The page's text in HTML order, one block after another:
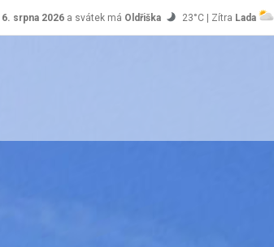
6. srpna 2026a svátek má Oldřiška 23°C | Zítra Lada